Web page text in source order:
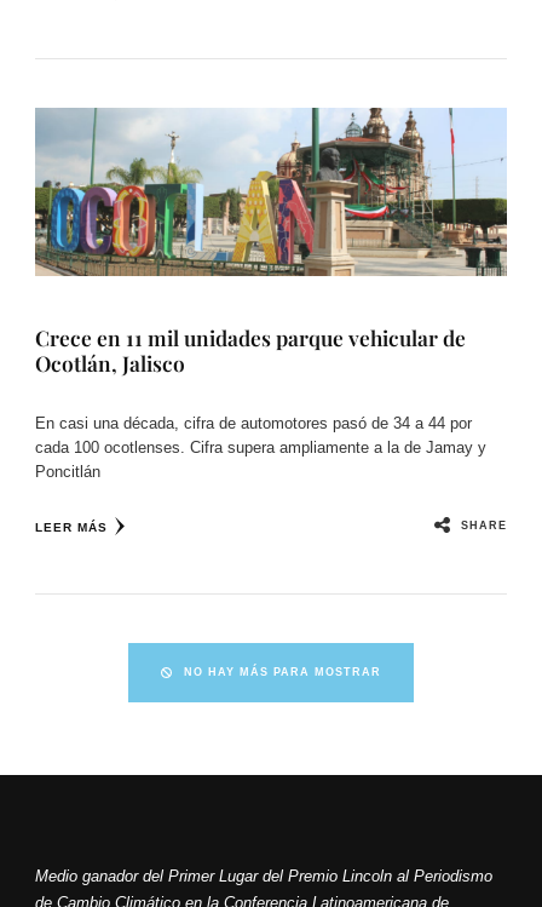
Crece en 11 mil unidades parque vehicular de
Ocotlán, Jalisco
En casi una década, cifra de automotores pasó de 34 a 44 por
cada 100 ocotlenses. Cifra supera ampliamente a la de Jamay y
Poncitlán
LEER MÁS SHARE
NO HAY MÁS PARA MOSTRAR
Medio ganador del Primer Lugar del Premio Lincoln al Periodismo
de Cambio Climático en la Conferencia Latinoamericana de